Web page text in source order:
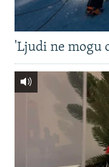
'Ljudi ne mogu